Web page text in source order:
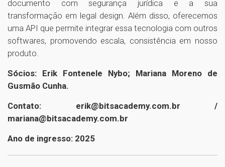
documento com segurança jurídica e a sua
transformação em legal design. Além disso, oferecemos
uma API que permite integrar essa tecnologia com outros
softwares, promovendo escala, consistência em nosso
produto.
Sócios: Erik Fontenele Nybo; Mariana Moreno de
Gusmão Cunha.
Contato: erik@bitsacademy.com.br /
mariana@bitsacademy.com.br
Ano de ingresso: 2025